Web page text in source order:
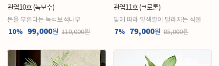
관엽10호 (녹보수)
돈을 부른다는 녹색보석나무
10% 99,000원 110,000원
관엽11호 (크로톤)
빛에 따라 잎색깔이 달라지는 식물
7% 79,000원 85,000원